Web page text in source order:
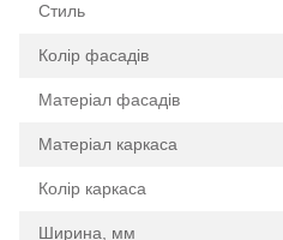
Стиль
Колір фасадів
Матеріал фасадів
Матеріал каркаса
Колір каркаса
Ширина, мм